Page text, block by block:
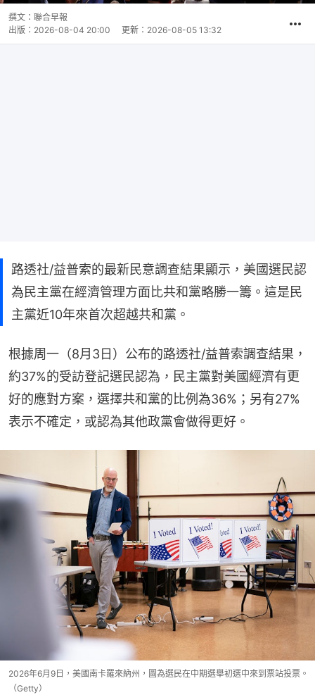
撰文： 聯合早報
出版： 2026-08-04 20:00 更新： 2026-08-05 13:32
路透社/益普索的最新民意調查結果顯示，美國選民認
為民主黨在經濟管理方面比共和黨略勝一籌。這是民
主黨近10年來首次超越共和黨。
根據周一（8月3日）公布的路透社/益普索調查結果，
約37%的受訪登記選民認為，民主黨對美國經濟有更
好的應對方案，選擇共和黨的比例為36%；另有27%
表示不確定，或認為其他政黨會做得更好。
2026年6月9日，美國南卡羅來納州，圖為選民在中期選舉初選中來到票站投票。
（Getty）